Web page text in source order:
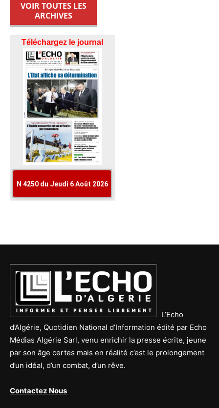
VOIR TOUTES LES
ARCHIVES
L’Echo
d’Algérie, Quotidien National d’Information édité par Echo
Médias Algérie Sarl, venu enrichir la presse écrite, jeune
par son âge certes mais en réalité c’est le prolongement
d’un idéal, d’un combat, d’un rêve.
Contactez Nous